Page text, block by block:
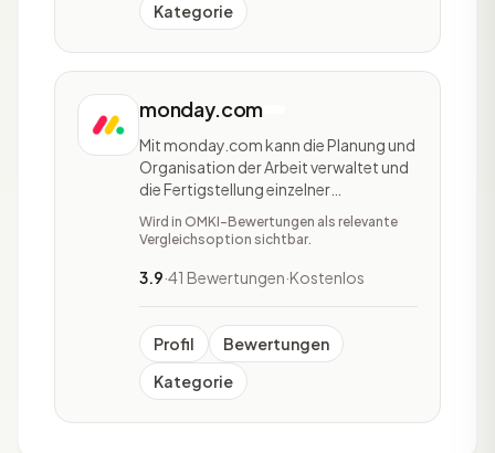
Kategorie
monday.com
Mit monday.com kann die Planung und
Organisation der Arbeit verwaltet und
die Fertigstellung einzelner
Arbeitsschritte diverser Teams
verfolgt werden. Unternehmen haben
eigenen Anwendungen und
aufzustellen. Monday.com ist eine
Cloud-basi
Wird in OMKI-Bewertungen als relevante
Vergleichsoption sichtbar.
3.9·41 Bewertungen·Kostenlos
Profil
Bewertungen
Kategorie